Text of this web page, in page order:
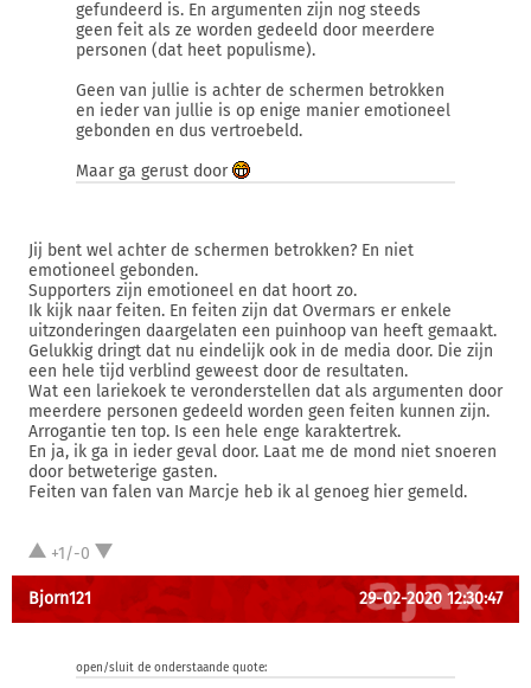
gefundeerd is. En argumenten zijn nog steeds
geen feit als ze worden gedeeld door meerdere
personen (dat heet populisme).
Geen van jullie is achter de schermen betrokken
en ieder van jullie is op enige manier emotioneel
gebonden en dus vertroebeld.
Maar ga gerust door
Jij bent wel achter de schermen betrokken? En niet
emotioneel gebonden.
Supporters zijn emotioneel en dat hoort zo.
Ik kijk naar feiten. En feiten zijn dat Overmars er enkele
uitzonderingen daargelaten een puinhoop van heeft gemaakt.
Gelukkig dringt dat nu eindelijk ook in de media door. Die zijn
een hele tijd verblind geweest door de resultaten.
Wat een lariekoek te veronderstellen dat als argumenten door
meerdere personen gedeeld worden geen feiten kunnen zijn.
Arrogantie ten top. Is een hele enge karaktertrek.
En ja, ik ga in ieder geval door. Laat me de mond niet snoeren
door betweterige gasten.
Feiten van falen van Marcje heb ik al genoeg hier gemeld.
+1/-0
Bjorn121 29-02-2020 12:30:47
open/sluit de onderstaande quote: